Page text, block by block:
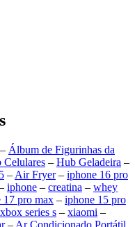
– Álbum de Figurinhas da
Celulares – Hub Geladeira –
– Air Fryer– iphone 16 pro
iphone – creatina – whey
17 pro max – iphone 15 pro
xbox series s – xiaomi –
– Ar Condicionado Portátil